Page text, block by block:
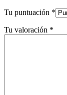
Tu puntuación *
Tu valoración *